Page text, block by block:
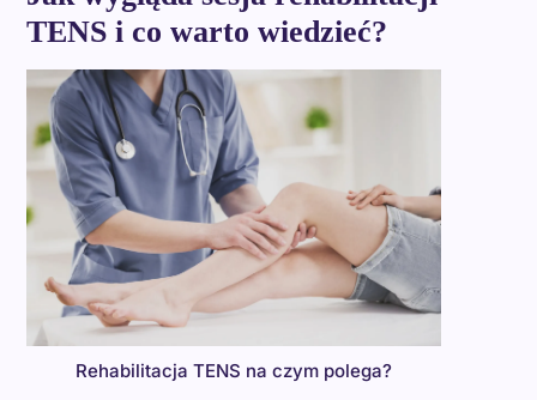
TENS i co warto wiedzieć?
Rehabilitacja TENS na czym polega?